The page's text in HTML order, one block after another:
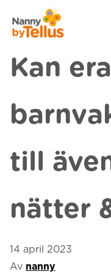
Nanny by Tellus
Kan era
till
nätter
14 april 2023
Av nanny